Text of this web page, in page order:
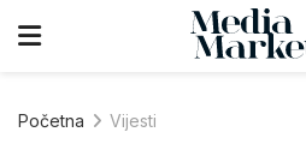
Početna Vijesti